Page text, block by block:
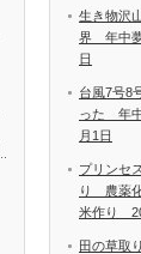
生き物沢
界 年中
日
台風7号8
った 年
月1日
プリンセ
り 農薬
米作り
田の草取